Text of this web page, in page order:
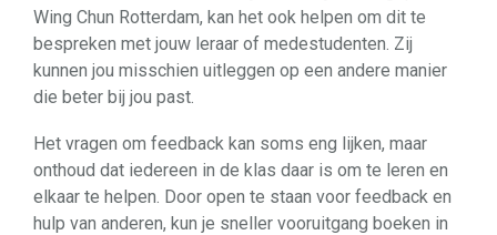
Wing Chun Rotterdam, kan het ook helpen om dit te
bespreken met jouw leraar of medestudenten. Zij
kunnen jou misschien uitleggen op een andere manier
die beter bij jou past.
Het vragen om feedback kan soms eng lijken, maar
onthoud dat iedereen in de klas daar is om te leren en
elkaar te helpen. Door open te staan voor feedback en
hulp van anderen, kun je sneller vooruitgang boeken in